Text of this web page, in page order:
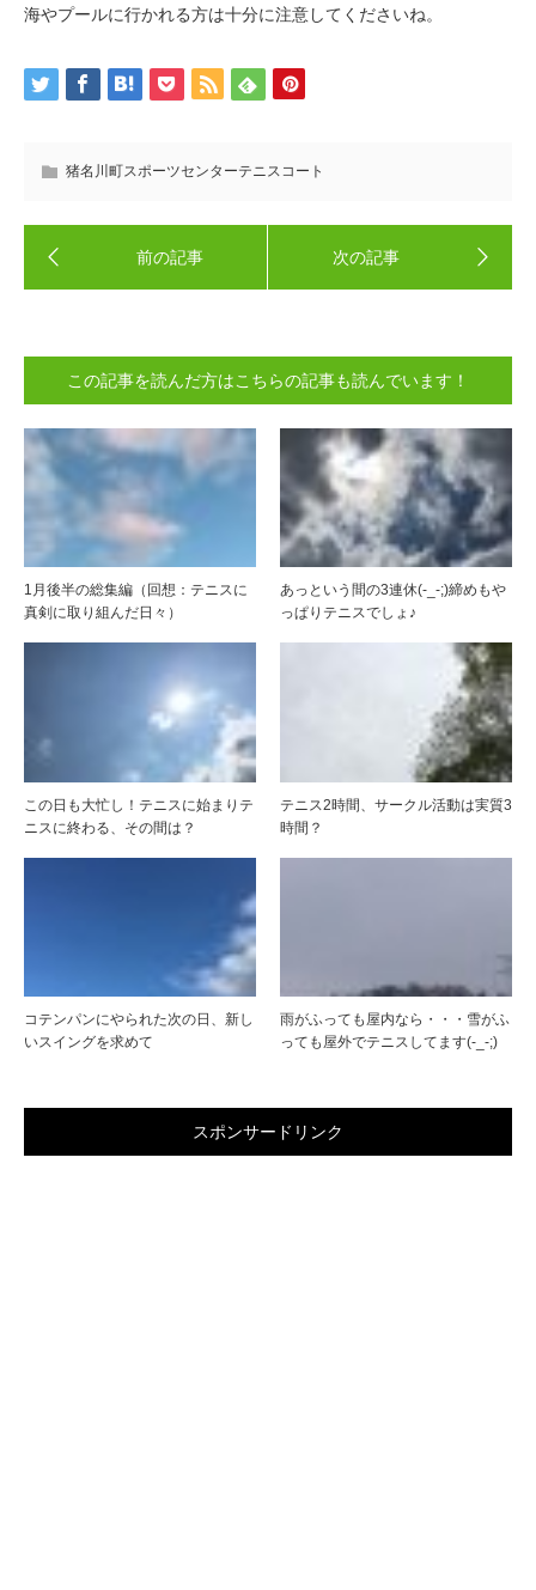
海やプールに行かれる方は十分に注意してくださいね。
猪名川町スポーツセンターテニスコート
この記事を読んだ方はこちらの記事も読んでいます！
1月後半の総集編（回想：テニスに
真剣に取り組んだ日々）
あっという間の3連休(-_-;)締めもや
っぱりテニスでしょ♪
この日も大忙し！テニスに始まりテ
ニスに終わる、その間は？
テニス2時間、サークル活動は実質3
時間？
コテンパンにやられた次の日、新し
いスイングを求めて
雨がふっても屋内なら・・・雪がふ
っても屋外でテニスしてます(-_-;)
スポンサードリンク